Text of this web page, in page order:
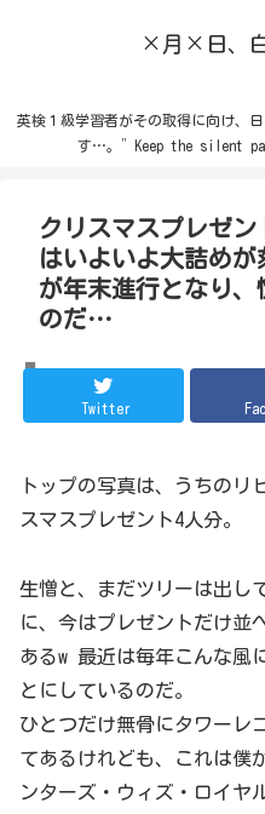
×月×日、
英検１級学習者がその取得に向け、
す…。”Keep the silent
クリスマスプレゼ
はいよいよ大詰め
が年末進行となり
のだ…
Twitter
トップの写真は、うちのリ
スマスプレゼント4人分。
生憎と、まだツリーは出し
に、今はプレゼントだけ並
あるw 最近は毎年こんな風
とにしているのだ。
ひとつだけ無骨にタワーレ
てあるけれども、これは僕
ンターズ・ウィズ・ロイヤ